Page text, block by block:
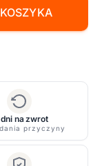
dni na zwrot
przyczyny